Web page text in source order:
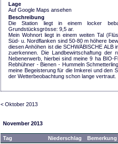
Lage
Auf Google Maps ansehen
Beschreibung
Die Station liegt in einem locker
Grundstücksgrösse: 9,5 ar.
Mein Wohnort liegt in einem weiten Tal
Süd- u. Nordflanken sind 50-80 m höhere
diesen Anhöhen ist die SCHWÄBISCHE ALB
zuerkennen. Die Landbewirtschaftung der
Nebenerwerb, hierbei sind meine 9 ha BIO-
Rebhühner - Bienen - Hummeln
meine Begeisterung für die Imkerei und den
der Wetterbeobachtung schon lange vertraut.
< Oktober 2013
November 2013
Tag Niederschlag Bemerkung